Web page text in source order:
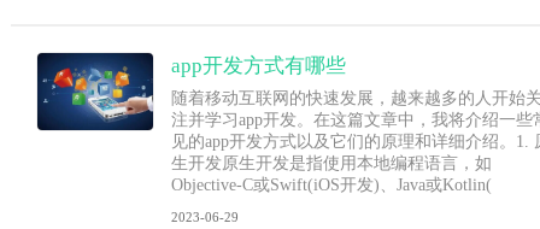
app开发方式有哪些
随着移动互联网的快速发展，越来越多的人开始
注并学习app开发。在这篇文章中，我将介绍一些
见的app开发方式以及它们的原理和详细介绍。1.
生开发原生开发是指使用本地编程语言，如
Objective-C或Swift(iOS开发)、Java或Kotlin(
2023-06-29